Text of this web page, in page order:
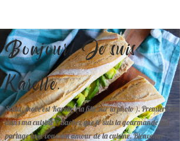
Bonjour! Je suis
Karelle.
Salut, moi c'est Karelle (la fille sur la photo ). Première fois
dans ma cuisine ? Sachez que je suis la gourmande qui
partage avec vous son amour de la cuisine. Bienvenue